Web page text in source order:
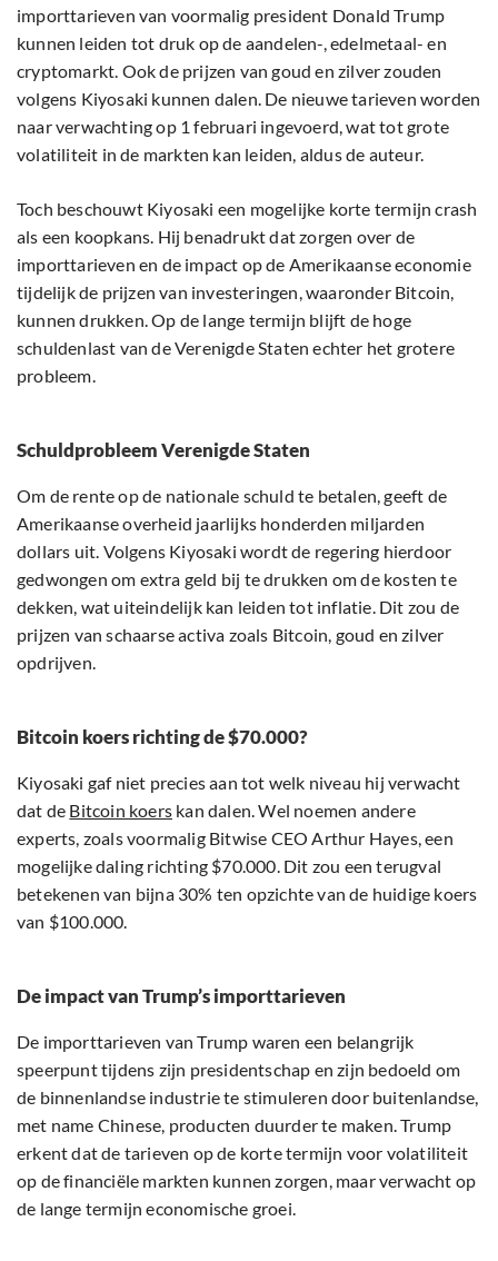
importtarieven van voormalig president Donald Trump
kunnen leiden tot druk op de aandelen-, edelmetaal- en
cryptomarkt. Ook de prijzen van goud en zilver zouden
volgens Kiyosaki kunnen dalen. De nieuwe tarieven worden
naar verwachting op 1 februari ingevoerd, wat tot grote
volatiliteit in de markten kan leiden, aldus de auteur.
Toch beschouwt Kiyosaki een mogelijke korte termijn crash
als een koopkans. Hij benadrukt dat zorgen over de
importtarieven en de impact op de Amerikaanse economie
tijdelijk de prijzen van investeringen, waaronder Bitcoin,
kunnen drukken. Op de lange termijn blijft de hoge
schuldenlast van de Verenigde Staten echter het grotere
probleem.
Schuldprobleem Verenigde Staten
Om de rente op de nationale schuld te betalen, geeft de
Amerikaanse overheid jaarlijks honderden miljarden
dollars uit. Volgens Kiyosaki wordt de regering hierdoor
gedwongen om extra geld bij te drukken om de kosten te
dekken, wat uiteindelijk kan leiden tot inflatie. Dit zou de
prijzen van schaarse activa zoals Bitcoin, goud en zilver
opdrijven.
Bitcoin koers richting de $70.000?
Kiyosaki gaf niet precies aan tot welk niveau hij verwacht
dat de Bitcoin koers kan dalen. Wel noemen andere
experts, zoals voormalig Bitwise CEO Arthur Hayes, een
mogelijke daling richting $70.000. Dit zou een terugval
betekenen van bijna 30% ten opzichte van de huidige koers
van $100.000.
De impact van Trump’s importtarieven
De importtarieven van Trump waren een belangrijk
speerpunt tijdens zijn presidentschap en zijn bedoeld om
de binnenlandse industrie te stimuleren door buitenlandse,
met name Chinese, producten duurder te maken. Trump
erkent dat de tarieven op de korte termijn voor volatiliteit
op de financiële markten kunnen zorgen, maar verwacht op
de lange termijn economische groei.